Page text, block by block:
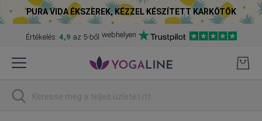
PURA VIDA ÉKSZEREK, KÉZZEL KÉSZÍTETT KARKÖTŐK
Értékelés: 4,9 az 5-ből webhelyen
to
Keresés